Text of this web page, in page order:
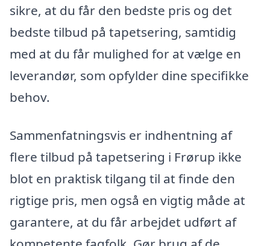
sikre, at du får den bedste pris og det
bedste tilbud på tapetsering, samtidig
med at du får mulighed for at vælge en
leverandør, som opfylder dine specifikke
behov.
Sammenfatningsvis er indhentning af
flere tilbud på tapetsering i Frørup ikke
blot en praktisk tilgang til at finde den
rigtige pris, men også en vigtig måde at
garantere, at du får arbejdet udført af